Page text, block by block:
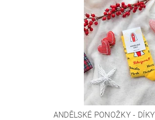
ANDĚLSKÉ PONOŽKY - DÍKY